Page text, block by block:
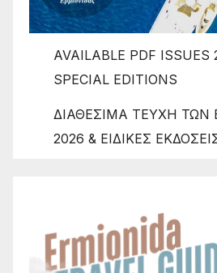
AVAILABLE PDF ISSUES
SPECIAL EDITIONS
ΔΙΑΘΕΣΙΜΑ ΤΕΥΧΗ ΤΩΝ
2026 & ΕΙΔΙΚΕΣ